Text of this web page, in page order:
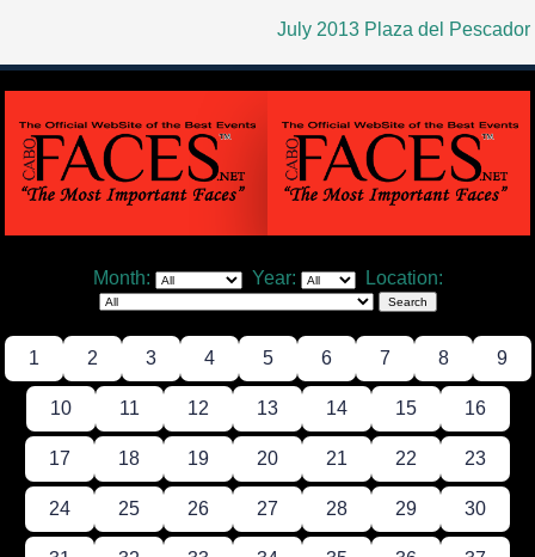
July 2013 Plaza del Pescador
Month: Year: Location:
1 2 3 4 5 6 7 8 9
10 11 12 13 14 15 16
17 18 19 20 21 22 23
24 25 26 27 28 29 30